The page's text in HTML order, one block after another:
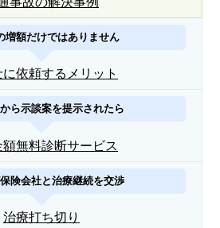
増額だけではありません
依頼するメリット
ら示談案を提示されたら
額無料診断サービス
険会社と治療継続を交渉
治療打ち切り